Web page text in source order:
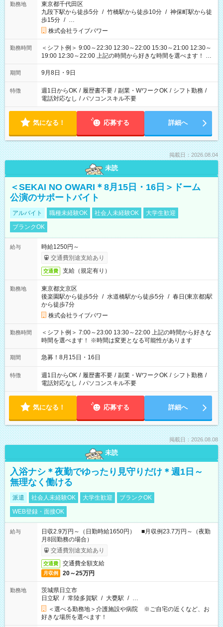
勤務地
東京都千代田区
九段下駅から徒歩5分 / 竹橋駅から徒歩10分 / 神保町駅から徒
歩15分 / …
株式会社ライブパワー
勤務時間
＜シフト例＞ 9:00～22:30 12:30～22:00 15:30～21:00 12:30～
19:00 12:30～22:00 上記の時間から好きな時間を選べます！ ※
時間は変更となる可能性があります
期間 9月8日・9日
特徴 週1日からOK / 履歴書不要 / 副業・WワークOK / シフト勤務 /
電話対応なし / パソコンスキル不要
気になる！ 応募する 詳細へ
掲載日：2026.08.04
未読
＜SEKAI NO OWARI＊8月15日・16日＞ドーム
公演のサポートバイト
アルバイト 職種未経験OK 社会人未経験OK
大学生歓迎
ブランクOK
給与
時給1250円～
交通費別途支給あり
交通費 支給（規定有り）
勤務地
東京都文京区
後楽園駅から徒歩5分 / 水道橋駅から徒歩5分 / 春日(東京都)駅
から徒歩7分
株式会社ライブパワー
勤務時間
＜シフト例＞ 7:00～23:00 13:30～22:00 上記の時間から好きな
時間を選べます！ ※時間は変更となる可能性があります
期間 急募！8月15日・16日
特徴 週1日からOK / 履歴書不要 / 副業・WワークOK / シフト勤務 /
電話対応なし / パソコンスキル不要
気になる！ 応募する 詳細へ
掲載日：2026.08.08
未読
入浴ナシ＊夜勤でゆったり見守りだけ＊週1日～
無理なく働ける
派遣 社会人未経験OK 大学生歓迎
ブランクOK
WEB登録・面接OK
給与
日収2.9万円～（日勤時給1650円） ■月収例23.7万円～（夜勤
月8回勤務の場合）
交通費別途支給あり
交通費 交通費全額支給
月収例 20～25万円
勤務地
茨城県日立市
日立駅 / 常陸多賀駅 / 大甕駅 / …
＜選べる勤務地＞介護施設や病院 ※ご自宅の近くなど、お
好きな場所を選べます！